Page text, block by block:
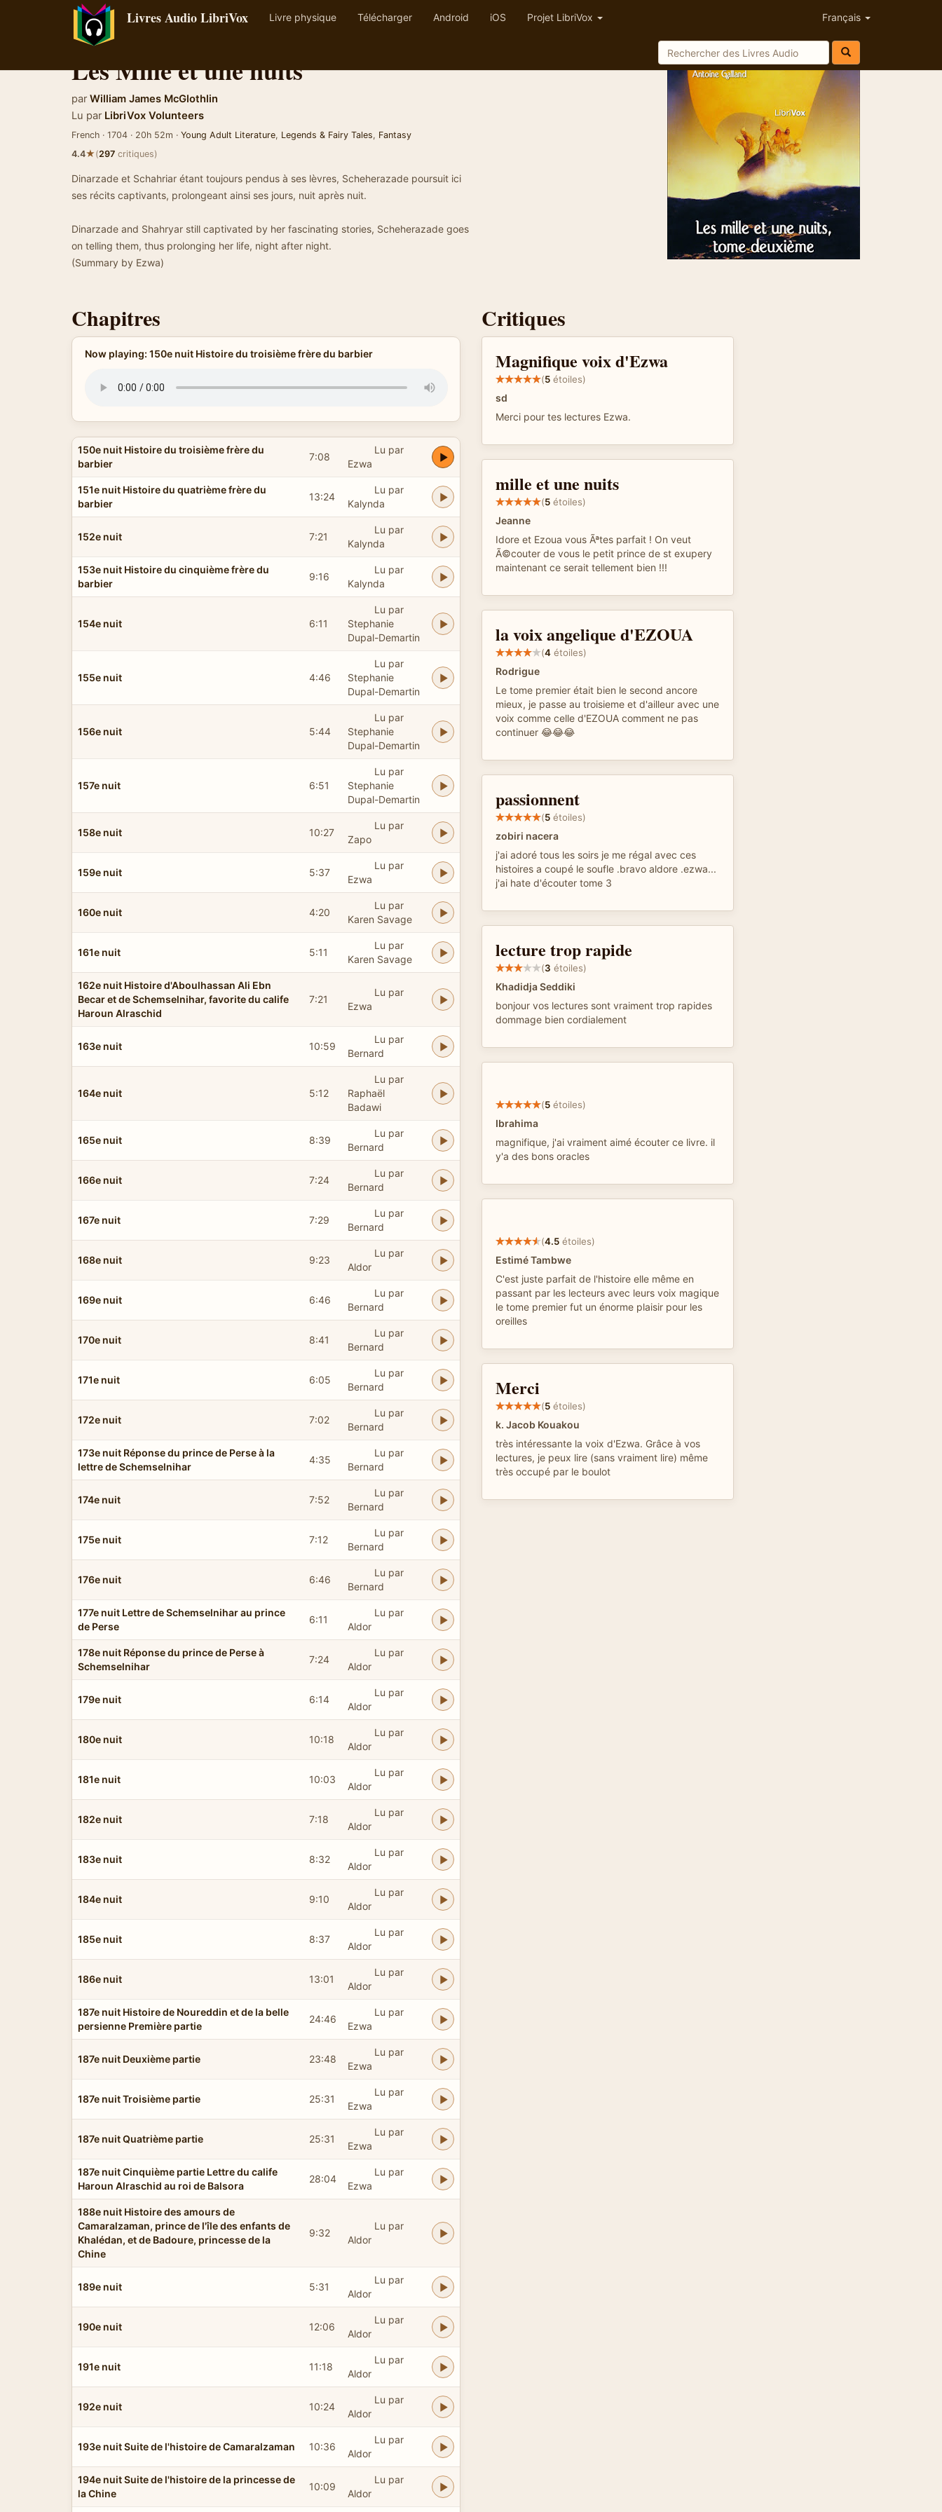
Livres Audio LibriVox Livre physique Télécharger Android iOS Projet LibriVox Français
Les Mille et une nuits
par William James McGlothlin
Lu par LibriVox Volunteers
French · 1704 · 20h 52m · Young Adult Literature, Legends & Fairy Tales, Fantasy
4.4★(297 critiques)
Dinarzade et Schahriar étant toujours pendus à ses lèvres, Scheherazade poursuit ici
ses récits captivants, prolongeant ainsi ses jours, nuit après nuit.
Dinarzade and Shahryar still captivated by her fascinating stories, Scheherazade goes
on telling them, thus prolonging her life, night after night.
(Summary by Ezwa)
Chapitres
Now playing: 150e nuit Histoire du troisième frère du barbier
150e nuit Histoire du troisième frère du
barbier
7:08
Lu par
Ezwa
151e nuit Histoire du quatrième frère du
barbier
13:24
Lu par
Kalynda
152e nuit 7:21
Lu par
Kalynda
153e nuit Histoire du cinquième frère du
barbier
9:16
Lu par
Kalynda
154e nuit 6:11
Lu par
Stephanie
Dupal-Demartin
155e nuit 4:46
Lu par
Stephanie
Dupal-Demartin
156e nuit 5:44
Lu par
Stephanie
Dupal-Demartin
157e nuit 6:51
Lu par
Stephanie
Dupal-Demartin
158e nuit 10:27
Lu par
Zapo
159e nuit 5:37
Lu par
Ezwa
160e nuit 4:20
Lu par
Karen Savage
161e nuit 5:11
Lu par
Karen Savage
162e nuit Histoire d'Aboulhassan Ali Ebn
Becar et de Schemselnihar, favorite du calife
Haroun Alraschid
7:21
Lu par
Ezwa
163e nuit 10:59
Lu par
Bernard
164e nuit 5:12
Lu par
Raphaël
Badawi
165e nuit 8:39
Lu par
Bernard
166e nuit 7:24
Lu par
Bernard
167e nuit 7:29
Lu par
Bernard
168e nuit 9:23
Lu par
Aldor
169e nuit 6:46
Lu par
Bernard
170e nuit 8:41
Lu par
Bernard
171e nuit 6:05
Lu par
Bernard
172e nuit 7:02
Lu par
Bernard
173e nuit Réponse du prince de Perse à la
lettre de Schemselnihar
4:35
Lu par
Bernard
174e nuit 7:52
Lu par
Bernard
175e nuit 7:12
Lu par
Bernard
176e nuit 6:46
Lu par
Bernard
177e nuit Lettre de Schemselnihar au prince
de Perse
6:11
Lu par
Aldor
178e nuit Réponse du prince de Perse à
Schemselnihar
7:24
Lu par
Aldor
179e nuit 6:14
Lu par
Aldor
180e nuit 10:18
Lu par
Aldor
181e nuit 10:03
Lu par
Aldor
182e nuit 7:18
Lu par
Aldor
183e nuit 8:32
Lu par
Aldor
184e nuit 9:10
Lu par
Aldor
185e nuit 8:37
Lu par
Aldor
186e nuit 13:01
Lu par
Aldor
187e nuit Histoire de Noureddin et de la belle
persienne Première partie
24:46
Lu par
Ezwa
187e nuit Deuxième partie 23:48
Lu par
Ezwa
187e nuit Troisième partie 25:31
Lu par
Ezwa
187e nuit Quatrième partie 25:31
Lu par
Ezwa
187e nuit Cinquième partie Lettre du calife
Haroun Alraschid au roi de Balsora
28:04
Lu par
Ezwa
188e nuit Histoire des amours de
Camaralzaman, prince de l'île des enfants de
Khalédan, et de Badoure, princesse de la
Chine
9:32
Lu par
Aldor
189e nuit 5:31
Lu par
Aldor
190e nuit 12:06
Lu par
Aldor
191e nuit 11:18
Lu par
Aldor
192e nuit 10:24
Lu par
Aldor
193e nuit Suite de l'histoire de Camaralzaman 10:36
Lu par
Aldor
194e nuit Suite de l'histoire de la princesse de
la Chine
10:09
Lu par
Aldor
Critiques
Magnifique voix d'Ezwa
(5 étoiles)
sd
Merci pour tes lectures Ezwa.
mille et une nuits
(5 étoiles)
Jeanne
Idore et Ezoua vous Ãªtes parfait ! On veut
Ã©couter de vous le petit prince de st exupery
maintenant ce serait tellement bien !!!
la voix angelique d'EZOUA
(4 étoiles)
Rodrigue
Le tome premier était bien le second ancore
mieux, je passe au troisieme et d'ailleur avec une
voix comme celle d'EZOUA comment ne pas
continuer 😂😂😂
passionnent
(5 étoiles)
zobiri nacera
j'ai adoré tous les soirs je me régal avec ces
histoires a coupé le soufle .bravo aldore .ezwa...
j'ai hate d'écouter tome 3
lecture trop rapide
(3 étoiles)
Khadidja Seddiki
bonjour vos lectures sont vraiment trop rapides
dommage bien cordialement
(5 étoiles)
Ibrahima
magnifique, j'ai vraiment aimé écouter ce livre. il
y'a des bons oracles
(4.5 étoiles)
Estimé Tambwe
C'est juste parfait de l'histoire elle même en
passant par les lecteurs avec leurs voix magique
le tome premier fut un énorme plaisir pour les
oreilles
Merci
(5 étoiles)
k. Jacob Kouakou
très intéressante la voix d'Ezwa. Grâce à vos
lectures, je peux lire (sans vraiment lire) même
très occupé par le boulot